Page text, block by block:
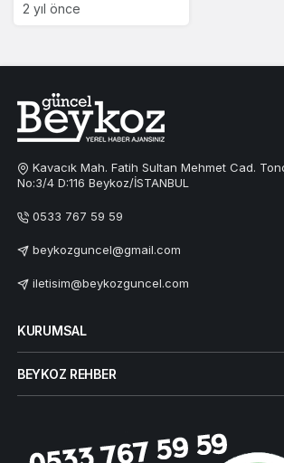
2 yıl önce
Kavacık Mah. Fatih Sultan Mehmet Cad.
No:3/4 D:116 Beykoz/İSTANBUL
0533 767 59 59
beykozguncel@gmail.com
iletisim@beykozguncel.com
KURUMSAL
BEYKOZ REHBER